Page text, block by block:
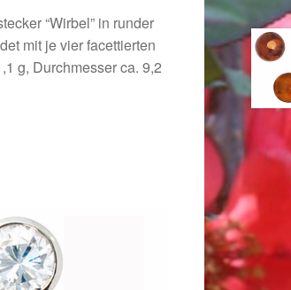
“Wirbel” in runder
mit je vier facettierten
g, Durchmesser ca. 9,2